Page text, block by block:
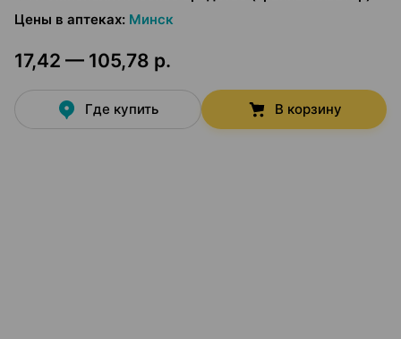
Цены в аптеках: Минск
17,42 — 105,78 р.
Где купить В корзину